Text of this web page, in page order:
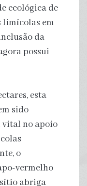
ecológica de
limícolas em
da
possui
esta
sido
vital no apoio
o
vermelho
abriga